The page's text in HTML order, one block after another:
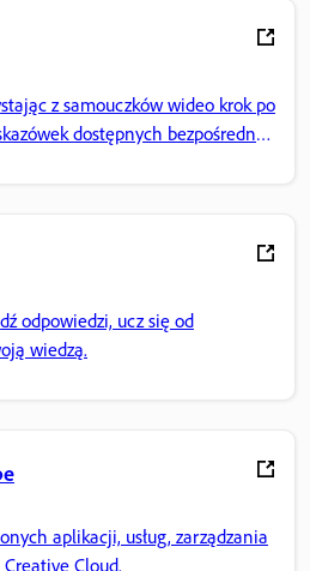
z samouczków wideo krok po
dostępnych bezpośrednio
odpowiedzi, ucz się od
wiedzą.
aplikacji, usług, zarządzania
Cloud.